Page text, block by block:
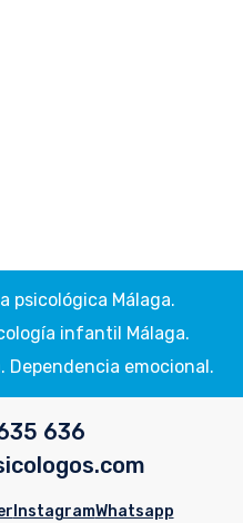
psicológica Málaga.
infantil Málaga.
Dependencia emocional.
636
InstagramWhatsapp